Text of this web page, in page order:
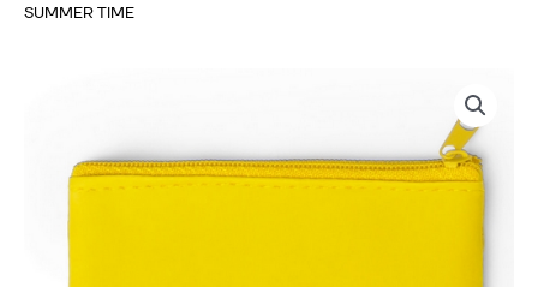
SUMMER TIME